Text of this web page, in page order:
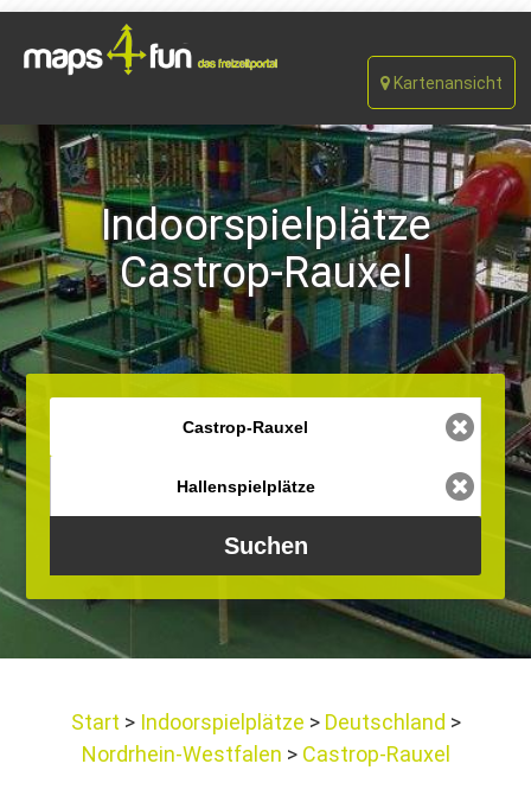
Kartenansicht
Indoorspielplätze
Castrop-Rauxel
Start Indoorspielplätze
Deutschland
Nordrhein-Westfalen
Castrop-Rauxel